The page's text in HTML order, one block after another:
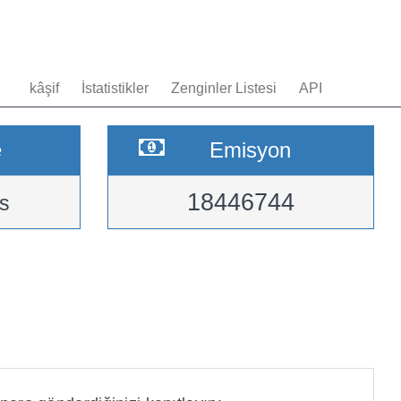
kâşif İstatistikler Zenginler Listesi API
Emisyon
18446744